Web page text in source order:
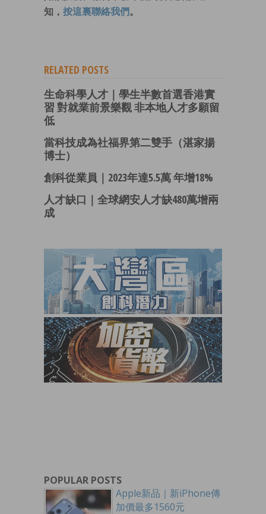
知， 按這裏聯絡我們 。
RELATED POSTS
生命科學人才｜學生半數首選香港實
習 對就業前景樂觀 非本地人才多願留
低
當科技成為社福界第二雙手（湛家揚
博士）
創科從業員｜2023年達5.5萬 年增18%
人才缺口｜全球網安人才缺480萬增兩
成
POPULAR POSTS
Apple新品｜新iPhone傳
加價最多1560元